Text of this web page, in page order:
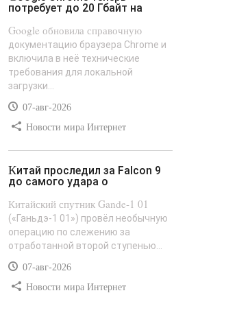
потребует до 20 Гбайт на
Google обновила справочную
документацию браузера Chrome и
включила в неё технические
требования для локальной
загрузки...
07-авг-2026
Новости мира Интернет
Китай проследил за Falcon 9
до самого удара о
Китайский спутник Gande-1 01
(«Ганьдэ-1 01») провёл необычную
операцию по слежению за
отработанной второй ступенью...
07-авг-2026
Новости мира Интернет